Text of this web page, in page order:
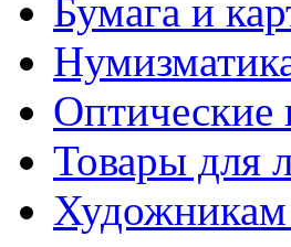
Бумага и
Товары для
Художникам